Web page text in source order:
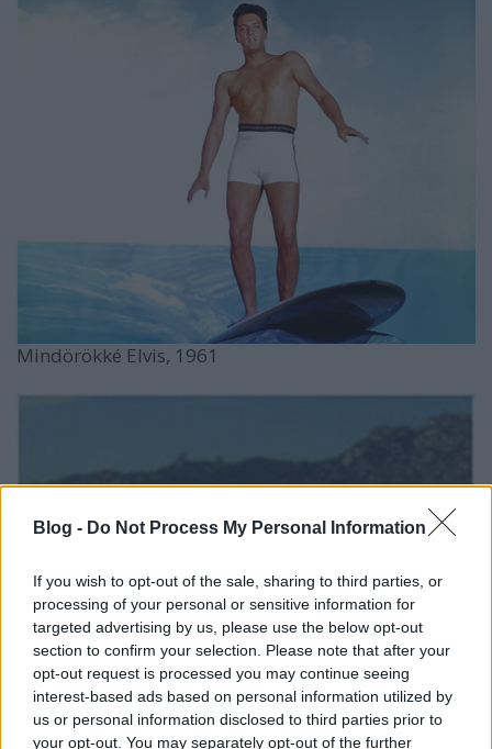
Blog - Do Not Process My Personal Information
If you wish to opt-out of the sale, sharing to third parties, or
processing of your personal or sensitive information for
targeted advertising by us, please use the below opt-out
section to confirm your selection. Please note that after your
opt-out request is processed you may continue seeing
interest-based ads based on personal information utilized by
us or personal information disclosed to third parties prior to
your opt-out. You may separately opt-out of the further
Mindörökké Elvis, 1961